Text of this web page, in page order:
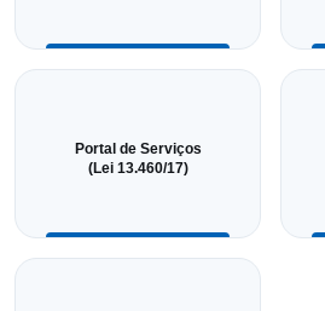
Portal de Serviços
(Lei 13.460/17)